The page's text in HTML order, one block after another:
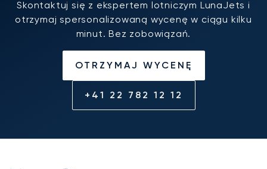
Skontaktuj się z ekspertem lotniczym LunaJets i
otrzymaj spersonalizowaną wycenę w ciągu kilku
minut. Bez zobowiązań.
OTRZYMAJ WYCENĘ
+41 22 782 12 12